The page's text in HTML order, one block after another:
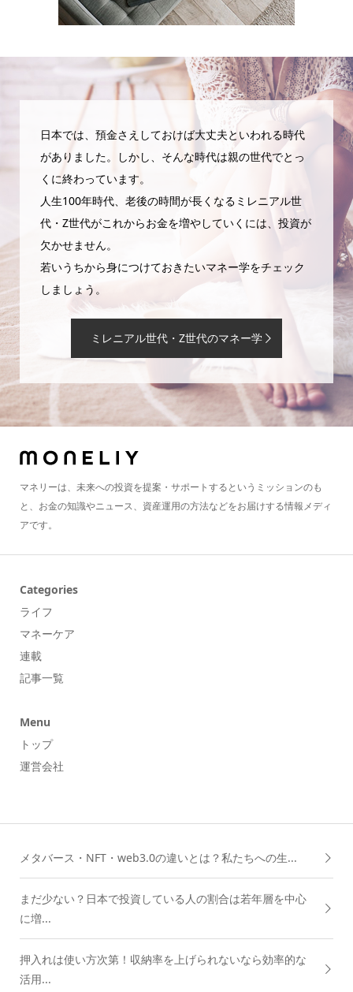
日本では、預金さえしておけば大丈夫といわれる時代
がありました。しかし、そんな時代は親の世代でとっ
くに終わっています。
人生100年時代、老後の時間が長くなるミレニアル世
代・Z世代がこれからお金を増やしていくには、投資が
欠かせません。
若いうちから身につけておきたいマネー学をチェック
しましょう。
ミレニアル世代・Z世代のマネー学
マネリーは、未来への投資を提案・サポートするというミッションのも
と、お金の知識やニュース、資産運用の方法などをお届けする情報メディ
アです。
Categories
ライフ
マネーケア
連載
記事一覧
Menu
トップ
運営会社
メタバース・NFT・web3.0の違いとは？私たちへの生...
まだ少ない？日本で投資している人の割合は若年層を中心
に増...
押入れは使い方次第！収納率を上げられないなら効率的な
活用...